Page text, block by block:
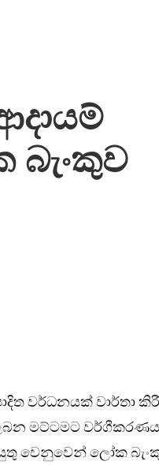
වර්ධනයක්
මට්ටමට
වෙනුවෙන් ලෝක